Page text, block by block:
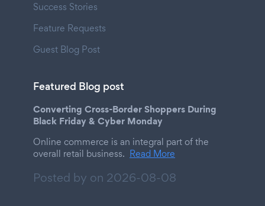
Success Stories
Feature Requests
Guest Blog Post
Featured Blog post
Converting Cross-Border Shoppers During
Black Friday & Cyber Monday
Online commerce is an integral part of the
overall retail business. Read More
Posted by on 2026-08-08